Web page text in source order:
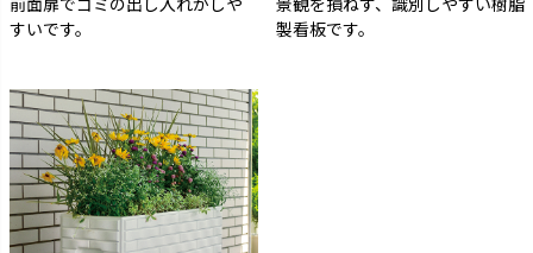
すいです。
製看板です。